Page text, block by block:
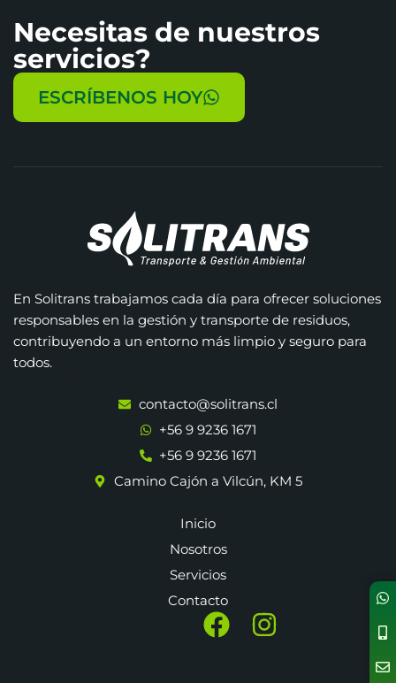
Necesitas de nuestros
servicios?
ESCRÍBENOS HOY
En Solitrans trabajamos cada día para ofrecer soluciones
responsables en la gestión y transporte de residuos,
contribuyendo a un entorno más limpio y seguro para
todos.
contacto@solitrans.cl
+56 9 9236 1671
+56 9 9236 1671
Camino Cajón a Vilcún, KM 5
Inicio
Nosotros
Servicios
Contacto